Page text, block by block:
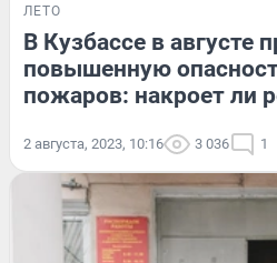
ЛЕТО
В Кузбассе в августе
повышенную
пожаров: накроет ли
2 августа, 2023, 10:16 3 036 1